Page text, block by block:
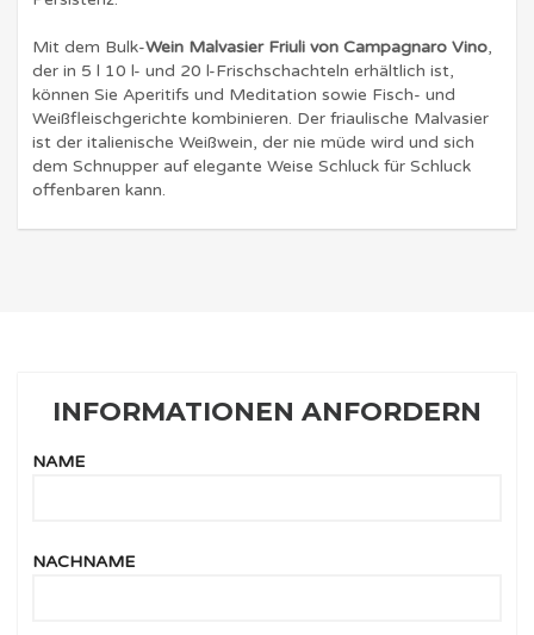
Mit dem Bulk-Wein Malvasier Friuli von Campagnaro Vino,
der in 5 l 10 l- und 20 l-Frischschachteln erhältlich ist,
können Sie Aperitifs und Meditation sowie Fisch- und
Weißfleischgerichte kombinieren. Der friaulische Malvasier
ist der italienische Weißwein, der nie müde wird und sich
dem Schnupper auf elegante Weise Schluck für Schluck
offenbaren kann.
INFORMATIONEN ANFORDERN
NAME
NACHNAME